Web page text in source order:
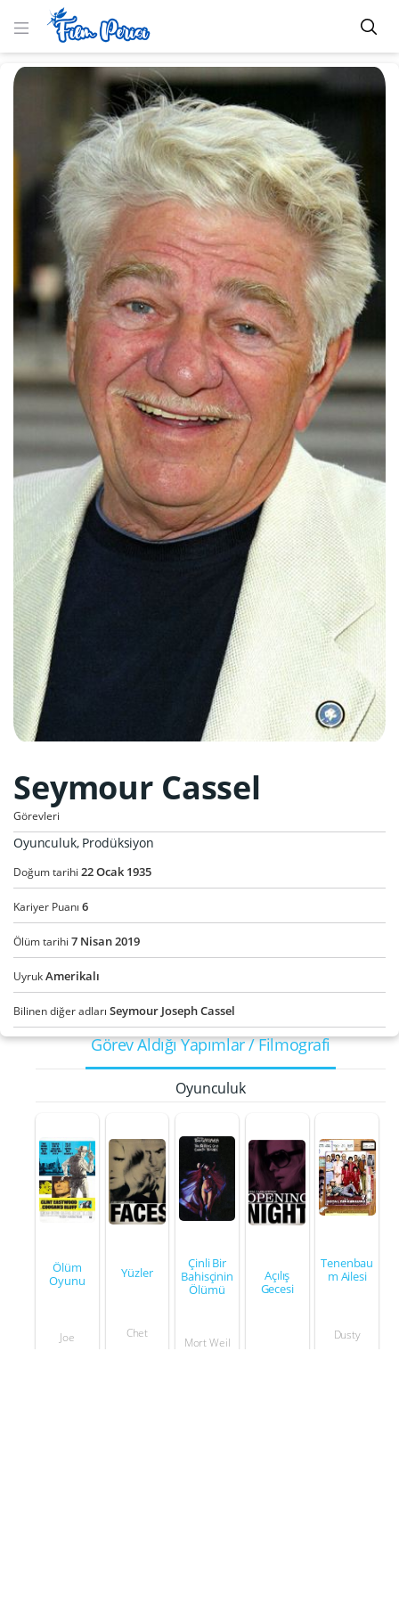
Seymour Cassel
Görevleri
Oyunculuk, Prodüksiyon
Doğum tarihi 22Ocak 1935
Kariyer Puanı 6
Ölüm tarihi 7 Nisan2019
UyrukAmerikalı
Bilinen diğer adları Seymour Joseph Cassel
Görev Aldığı Yapımlar / Filmografi
Oyunculuk
Ölüm
Oyunu
Joe
Yüzler
Chet
Çinli Bir
Bahisçinin
Ölümü
Mort Weil
Açılış
Gecesi
Tenenbau
m Ailesi
Dusty